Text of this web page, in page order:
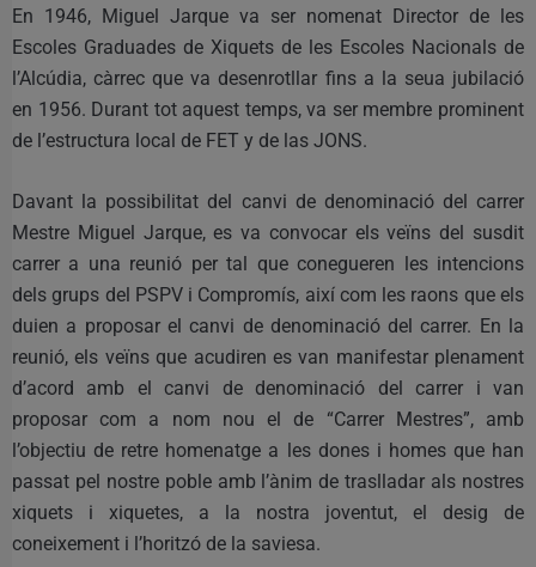
En 1946, Miguel Jarque va ser nomenat Director de les
Escoles Graduades de Xiquets de les Escoles Nacionals de
l’Alcúdia, càrrec que va desenrotllar fins a la seua jubilació
en 1956. Durant tot aquest temps, va ser membre prominent
de l’estructura local de FET y de las JONS.
Davant la possibilitat del canvi de denominació del carrer
Mestre Miguel Jarque, es va convocar els veïns del susdit
carrer a una reunió per tal que conegueren les intencions
dels grups del PSPV i Compromís, així com les raons que els
duien a proposar el canvi de denominació del carrer. En la
reunió, els veïns que acudiren es van manifestar plenament
d’acord amb el canvi de denominació del carrer i van
proposar com a nom nou el de “Carrer Mestres”, amb
l’objectiu de retre homenatge a les dones i homes que han
passat pel nostre poble amb l’ànim de traslladar als nostres
xiquets i xiquetes, a la nostra joventut, el desig de
coneixement i l’horitzó de la saviesa.